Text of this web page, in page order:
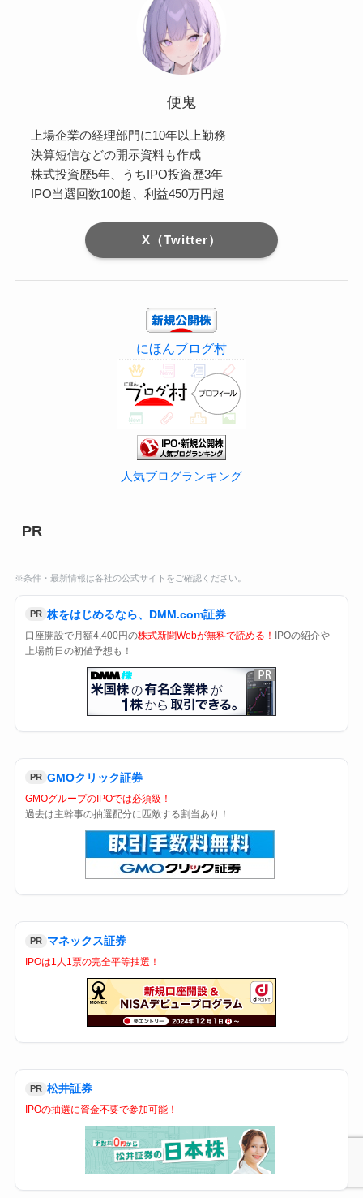
便鬼
上場企業の経理部門に10年以上勤務
決算短信などの開示資料も作成
株式投資歴5年、うちIPO投資歴3年
IPO当選回数100超、利益450万円超
X（Twitter）
にほんブログ村
人気ブログランキング
PR
※条件・最新情報は各社の公式サイトをご確認ください。
PR 株をはじめるなら、DMM.com証券
口座開設で月額4,400円の株式新聞Webが無料で読める！ IPOの紹介や
上場前日の初値予想も！
PR GMOクリック証券
GMOグループのIPOでは必須級！
過去は主幹事の抽選配分に匹敵する割当あり！
PR マネックス証券
IPOは1人1票の完全平等抽選！
PR 松井証券
IPOの抽選に資金不要で参加可能！